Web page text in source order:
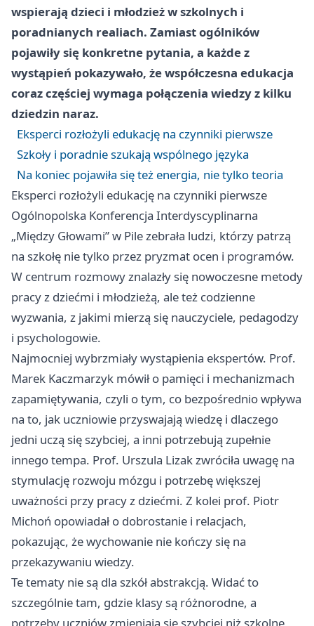
wspierają dzieci i młodzież w szkolnych i
poradnianych realiach. Zamiast ogólników
pojawiły się konkretne pytania, a każde z
wystąpień pokazywało, że współczesna edukacja
coraz częściej wymaga połączenia wiedzy z kilku
dziedzin naraz.
Eksperci rozłożyli edukację na czynniki pierwsze
Szkoły i poradnie szukają wspólnego języka
Na koniec pojawiła się też energia, nie tylko teoria
Eksperci rozłożyli edukację na czynniki pierwsze
Ogólnopolska Konferencja Interdyscyplinarna
„Między Głowami” w Pile zebrała ludzi, którzy patrzą
na szkołę nie tylko przez pryzmat ocen i programów.
W centrum rozmowy znalazły się nowoczesne metody
pracy z dziećmi i młodzieżą, ale też codzienne
wyzwania, z jakimi mierzą się nauczyciele, pedagodzy
i psychologowie.
Najmocniej wybrzmiały wystąpienia ekspertów. Prof.
Marek Kaczmarzyk mówił o pamięci i mechanizmach
zapamiętywania, czyli o tym, co bezpośrednio wpływa
na to, jak uczniowie przyswajają wiedzę i dlaczego
jedni uczą się szybciej, a inni potrzebują zupełnie
innego tempa. Prof. Urszula Lizak zwróciła uwagę na
stymulację rozwoju mózgu i potrzebę większej
uważności przy pracy z dziećmi. Z kolei prof. Piotr
Michoń opowiadał o dobrostanie i relacjach,
pokazując, że wychowanie nie kończy się na
przekazywaniu wiedzy.
Te tematy nie są dla szkół abstrakcją. Widać to
szczególnie tam, gdzie klasy są różnorodne, a